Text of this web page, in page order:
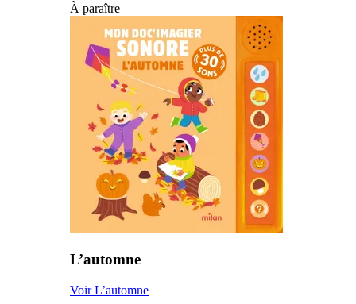
À paraître
L’automne
Voir L’automne